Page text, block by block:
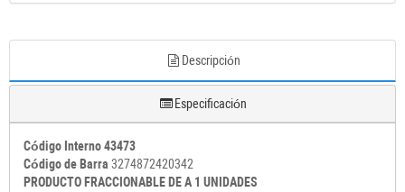
Descripción
Especificación
Código Interno 43473
Código de Barra 3274872420342
PRODUCTO FRACCIONABLE DE A 1 UNIDADES